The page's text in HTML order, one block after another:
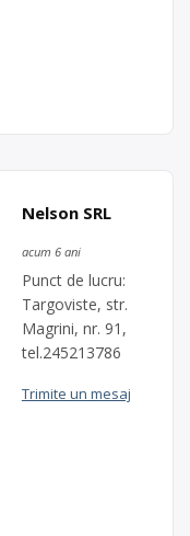
Nelson SRL
acum 6 ani
Punct de lucru:
Targoviste, str.
Magrini, nr. 91,
tel.245213786
Trimite un mesaj